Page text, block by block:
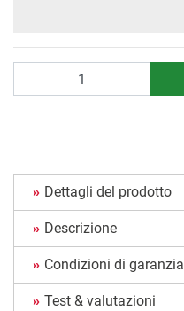
Dettagli del prodotto
Descrizione
Condizioni di garanzia
Test & valutazioni